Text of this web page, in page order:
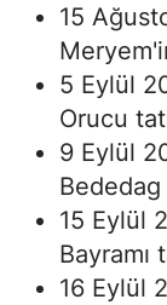
15
5 Eylül
Orucu
9 Eylül
15 Eylül
Bayramı
16 Eylül